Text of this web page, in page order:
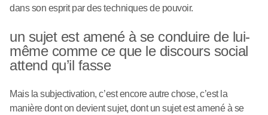
dans son esprit par des techniques de pouvoir.
un sujet est amené à se conduire de lui-
même comme ce que le discours social
attend qu’il fasse
Mais la subjectivation, c’est encore autre chose, c’est la
manière dont on devient sujet, dont un sujet est amené à se